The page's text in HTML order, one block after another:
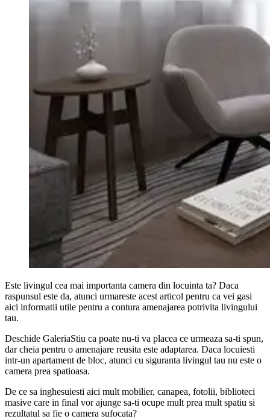
Este livingul cea mai importanta camera din locuinta ta? Daca
raspunsul este da, atunci urmareste acest articol pentru ca vei gasi
aici informatii utile pentru a contura amenajarea potrivita livingului
tau.
Deschide GaleriaStiu ca poate nu-ti va placea ce urmeaza sa-ti spun,
dar cheia pentru o amenajare reusita este adaptarea. Daca locuiesti
intr-un apartament de bloc, atunci cu siguranta livingul tau nu este o
camera prea spatioasa.
De ce sa inghesuiesti aici mult mobilier, canapea, fotolii, biblioteci
masive care in final vor ajunge sa-ti ocupe mult prea mult spatiu si
rezultatul sa fie o camera sufocata?